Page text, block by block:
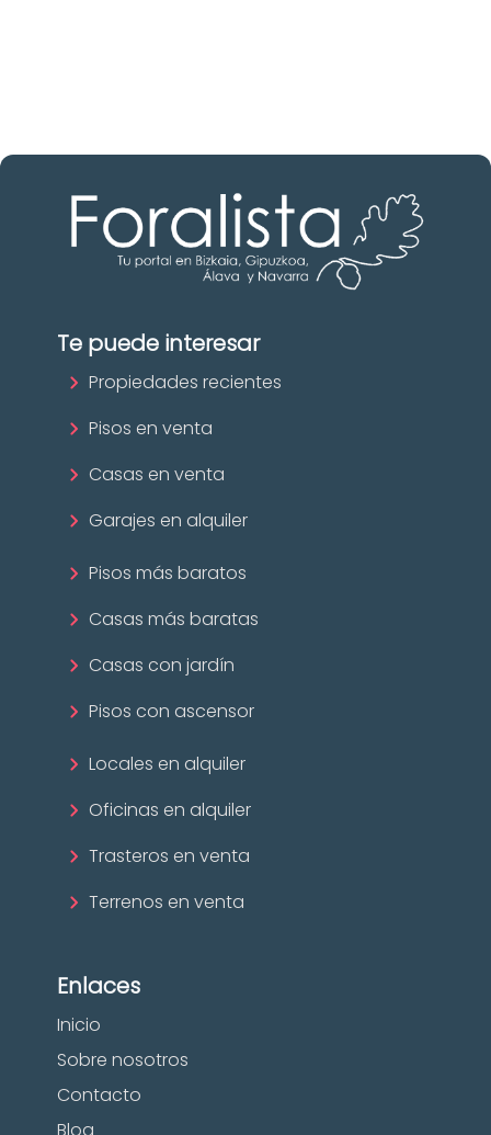
Te puede interesar
Propiedades recientes
Pisos en venta
Casas en venta
Garajes en alquiler
Pisos más baratos
Casas más baratas
Casas con jardín
Pisos con ascensor
Locales en alquiler
Oficinas en alquiler
Trasteros en venta
Terrenos en venta
Enlaces
Inicio
Sobre nosotros
Contacto